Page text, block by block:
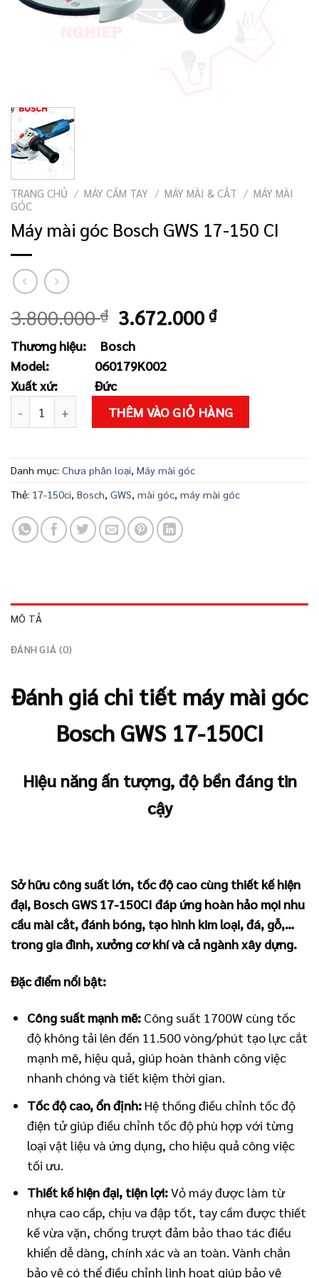
TRANG CHỦ / MÁY CẦM TAY / MÁY MÀI & CẮT / MÁY MÀI
GÓC
Máy mài góc Bosch GWS 17-150 CI
3.800.000₫ Giá
gốc
là:
3.800.000 ₫.
3.672.000₫Giá
3.672.000
Thương hiệu: Bosch
Model: 060179K002
Xuất xứ: Đức
Máy mài góc Bosch GWS 17-150 CI số lượng
THÊM VÀO GIỎ HÀNG
Danh mục: Chưa phân loại, Máy mài góc
Thẻ: 17-150ci, Bosch, GWS, mài góc, máy mài góc
MÔ TẢ
ĐÁNH GIÁ (0)
Đánh giá chi tiết máy mài góc
Bosch GWS 17-150CI
Hiệu năng ấn tượng, độ bền đáng tin
cậy
Sở hữu công suất lớn, tốc độ cao cùng thiết kế hiện
đại, Bosch GWS 17-150CI đáp ứng hoàn hảo mọi nhu
cầu mài cắt, đánh bóng, tạo hình kim loại, đá, gỗ,…
trong gia đình, xưởng cơ khí và cả ngành xây dựng.
Đặc điểm nổi bật:
Công suất mạnh mẽ: Công suất 1700W cùng tốc
độ không tải lên đến 11.500 vòng/phút tạo lực cắt
mạnh mẽ, hiệu quả, giúp hoàn thành công việc
nhanh chóng và tiết kiệm thời gian.
Tốc độ cao, ổn định: Hệ thống điều chỉnh tốc độ
điện tử giúp điều chỉnh tốc độ phù hợp với từng
loại vật liệu và ứng dụng, cho hiệu quả công việc
tối ưu.
Thiết kế hiện đại, tiện lợi:Vỏ máy được làm từ
nhựa cao cấp, chịu va đập tốt, tay cầm được thiết
kế vừa vặn, chống trượt đảm bảo thao tác điều
khiển dễ dàng, chính xác và an toàn. Vành chắn
bảo vệ có thể điều chỉnh linh hoạt giúp bảo vệ